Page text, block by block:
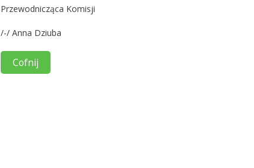
Przewodnicząca Komisji
/-/ Anna Dziuba
Cofnij